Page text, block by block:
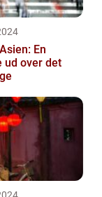
En
ud over det